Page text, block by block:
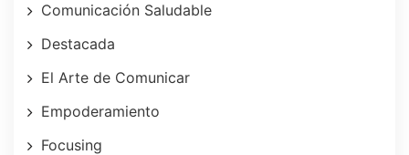
Comunicación Saludable
Destacada
El Arte de Comunicar
Empoderamiento
Focusing